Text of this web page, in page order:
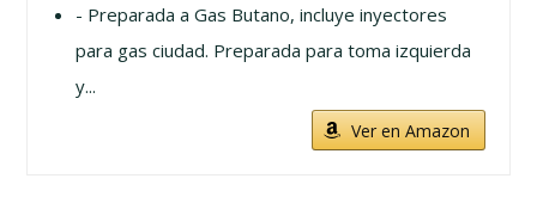
- Preparada a Gas Butano, incluye inyectores
para gas ciudad. Preparada para toma izquierda
y...
Ver en Amazon